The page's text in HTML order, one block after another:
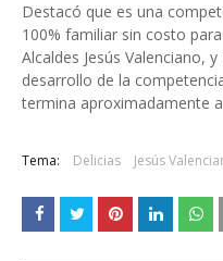
Destacó que es una
100% familiar sin costo
Alcaldes Jesús Valenciano,
desarrollo de la
termina aproximadamente
Tema: Delicias Jesús